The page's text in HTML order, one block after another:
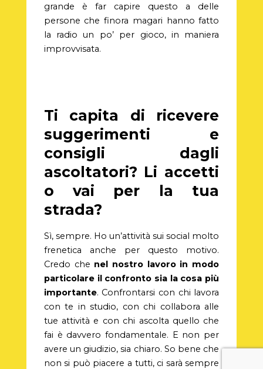
grande è far capire questo a delle
persone che finora magari hanno fatto
la radio un po’ per gioco, in maniera
improvvisata.
Ti capita di ricevere
suggerimenti e
consigli dagli
ascoltatori? Li accetti
o vai per la tua
strada?
Sì, sempre. Ho un’attività sui social molto
frenetica anche per questo motivo.
Credo che nel nostro lavoro in modo
particolare il confronto sia la cosa più
importante. Confrontarsi con chi lavora
con te in studio, con chi collabora alle
tue attività e con chi ascolta quello che
fai è davvero fondamentale. E non per
avere un giudizio, sia chiaro. So bene che
non si può piacere a tutti, ci sarà sempre